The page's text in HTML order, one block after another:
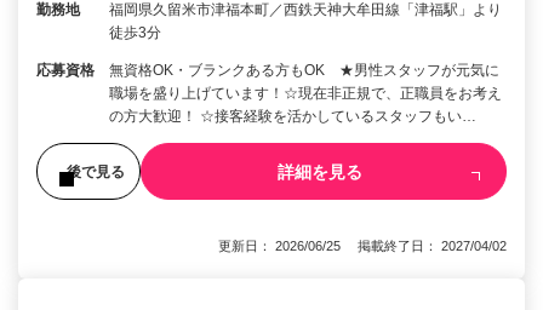
勤務地
福岡県久留米市津福本町／西鉄天神大牟田線「津福駅」より
徒歩3分
応募資格
無資格OK・ブランクある方もOK ★男性スタッフが元気に
職場を盛り上げています！☆現在非正規で、正職員をお考え
の方大歓迎！ ☆接客経験を活かしているスタッフもい…
後で見る 詳細を見る
更新日： 2026/06/25 掲載終了日： 2027/04/02